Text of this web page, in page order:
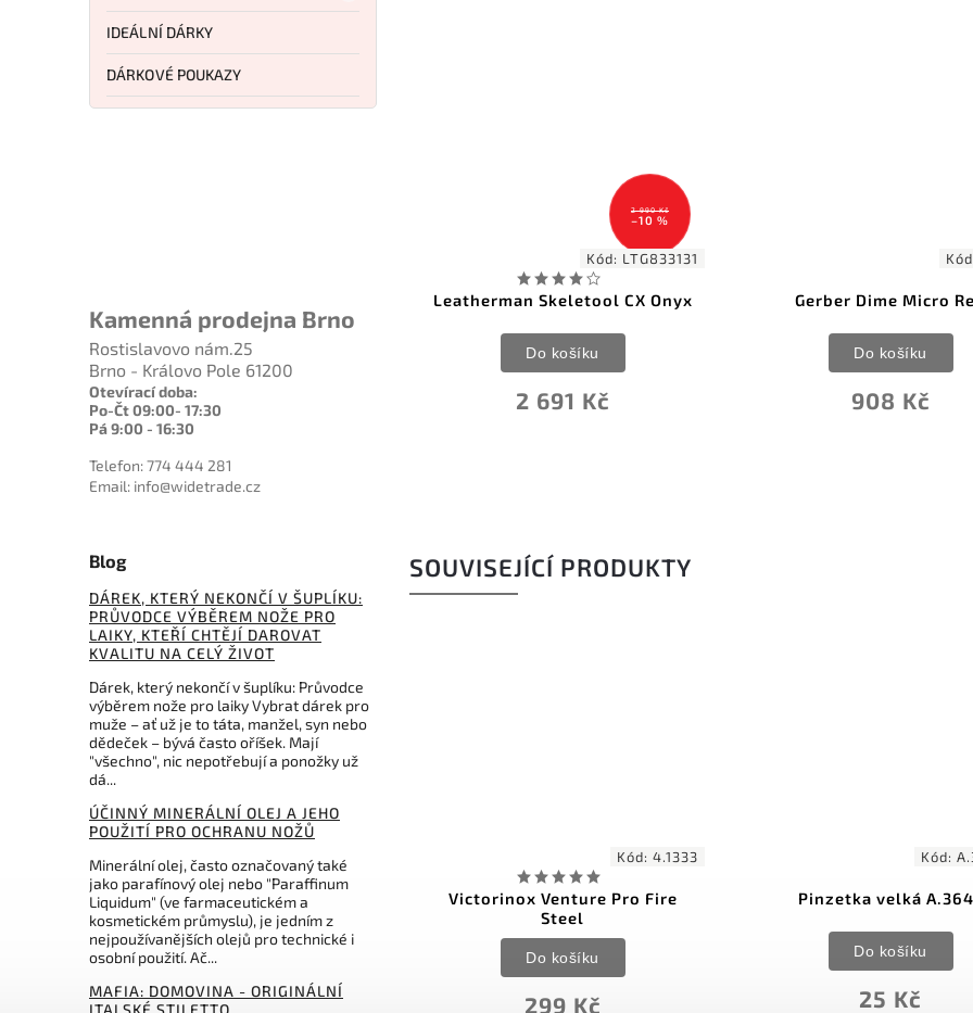
IDEÁLNÍ DÁRKY
DÁRKOVÉ POUKAZY
Kamenná prodejna Brno
Rostislavovo nám.25
Brno - Královo Pole 61200
Otevírací doba:
Po-Čt 09:00- 17:30
Pá 9:00 - 16:30
Telefon: 774 444 281
Email: info@widetrade.cz
Blog
DÁREK, KTERÝ NEKONČÍ V ŠUPLÍKU:
PRŮVODCE VÝBĚREM NOŽE PRO
LAIKY, KTEŘÍ CHTĚJÍ DAROVAT
KVALITU NA CELÝ ŽIVOT
Dárek, který nekončí v šuplíku: Průvodce
výběrem nože pro laiky Vybrat dárek pro
muže – ať už je to táta, manžel, syn nebo
dědeček – bývá často oříšek. Mají
"všechno", nic nepotřebují a ponožky už
dá...
ÚČINNÝ MINERÁLNÍ OLEJ A JEHO
POUŽITÍ PRO OCHRANU NOŽŮ
Minerální olej, často označovaný také
jako parafínový olej nebo "Paraffinum
Liquidum" (ve farmaceutickém a
kosmetickém průmyslu), je jedním z
nejpoužívanějších olejů pro technické i
osobní použití. Ač...
MAFIA: DOMOVINA - ORIGINÁLNÍ
ITALSKÉ STILETTO
3 771 Kč
Do košíku
2 990 Kč
–10 %
Kód: LTG833131
Leatherman Skeletool CX Onyx
2 691 Kč
Do košíku
Gerber Dime Micro
908 Kč
Do košíku
SOUVISEJÍCÍ PRODUKTY
Kód: 3.0240.3B1
Victorinox Clip pro Swiss Tool
Spirit BS black
459 Kč
Do košíku
Kód: 4.1333
Victorinox Venture Pro Fire
Steel
299 Kč
Do košíku
Kód:
Pinzetka velká
25 Kč
Do košíku